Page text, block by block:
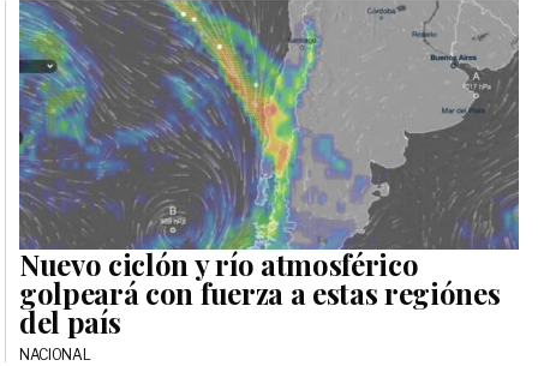
Nuevo ciclón y río atmosférico
golpeará con fuerza a estas regiónes
del país
NACIONAL